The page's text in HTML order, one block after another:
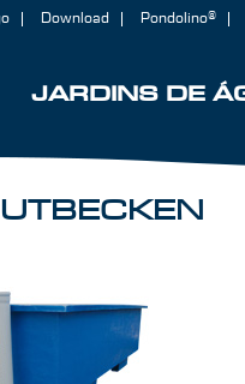
JARDINS DE
Download Pondolino®